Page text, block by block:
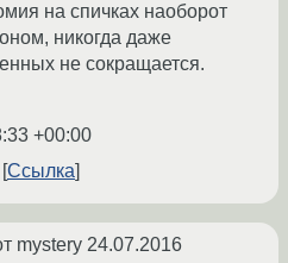
на спичках наоборот
никогда даже
не сокращается.
+00:00
Ссылка
mystery 24.07.2016